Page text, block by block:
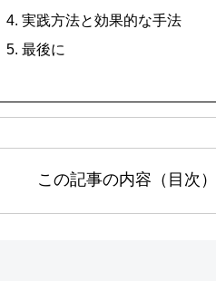
4. 実践方法と効果的な手法
5. 最後に
この記事の内容（目次）